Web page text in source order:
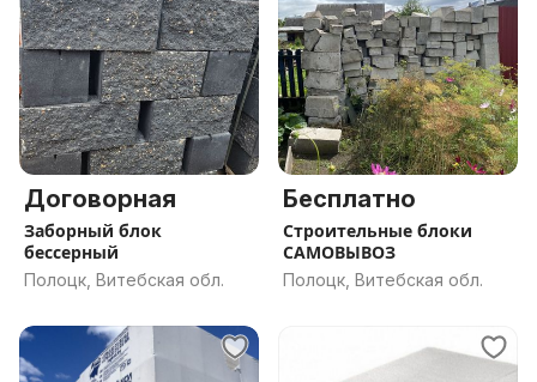
Договорная
Заборный блок
бессерный
Полоцк, Витебская обл.
Бесплатно
Строительные блоки
САМОВЫВОЗ
Полоцк, Витебская обл.